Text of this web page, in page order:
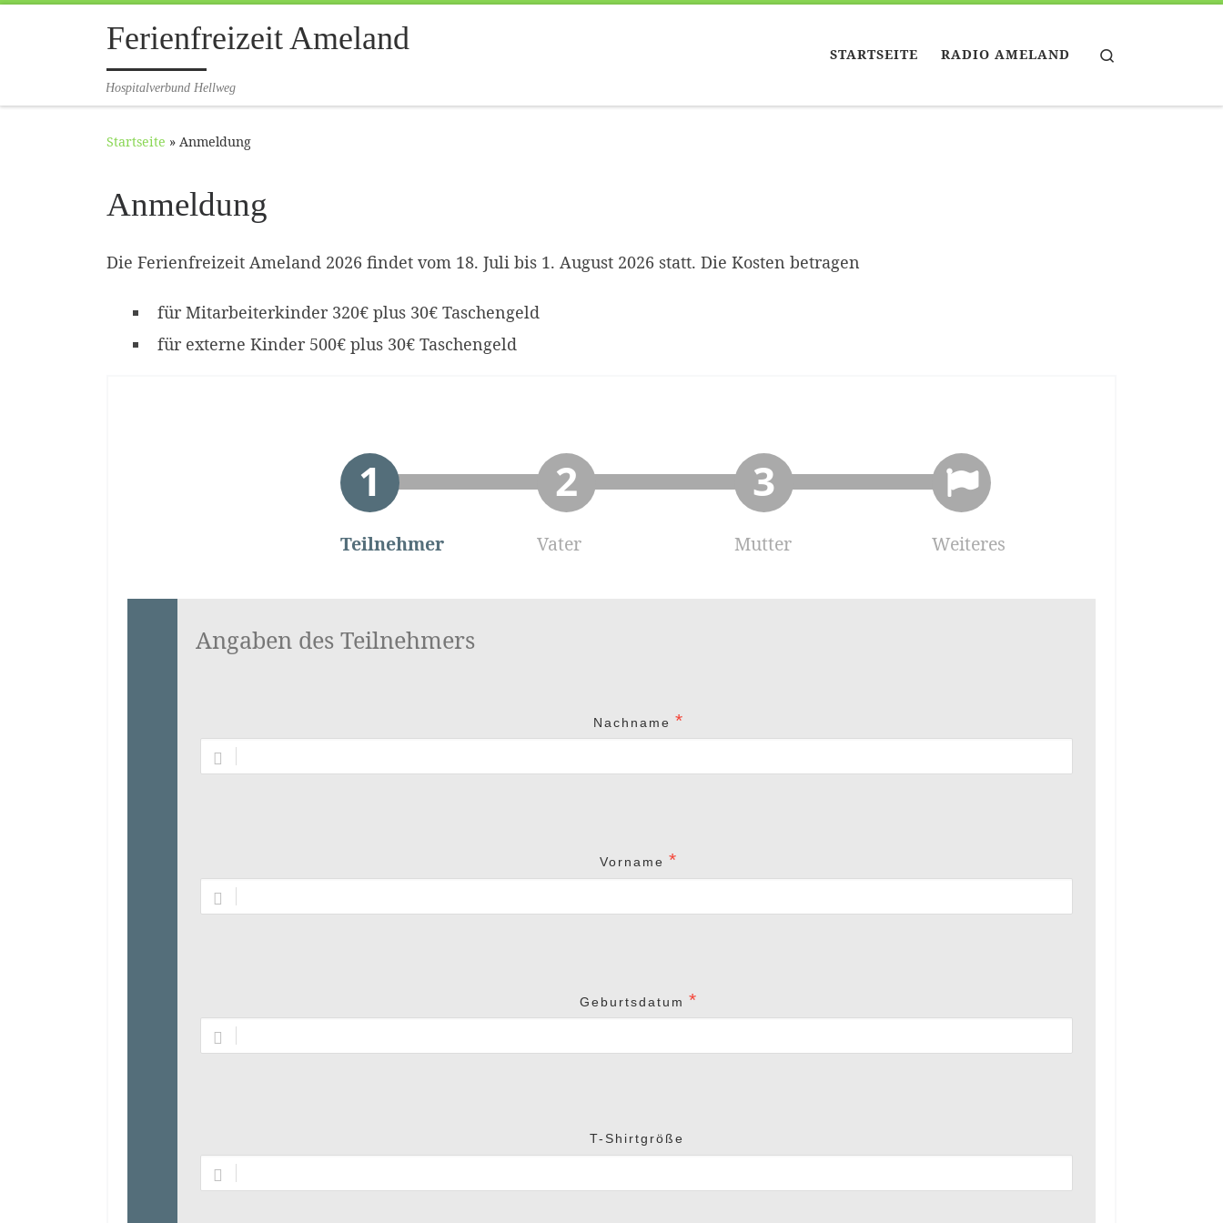
Zum Inhalt springenFerienfreizeit Ameland
Hospitalverbund Hellweg
STARTSEITE RADIO AMELAND
Startseite » Anmeldung
Anmeldung
Die Ferienfreizeit Ameland 2026 findet vom 18. Juli bis 1. August 2026 statt. Die Kosten betragen
für Mitarbeiterkinder 320€ plus 30€ Taschengeld
für externe Kinder 500€ plus 30€ Taschengeld
Teilnehmer Vater Mutter Weiteres
Angaben des Teilnehmers
Nachname
Vorname
Geburtsdatum
T-Shirtgröße